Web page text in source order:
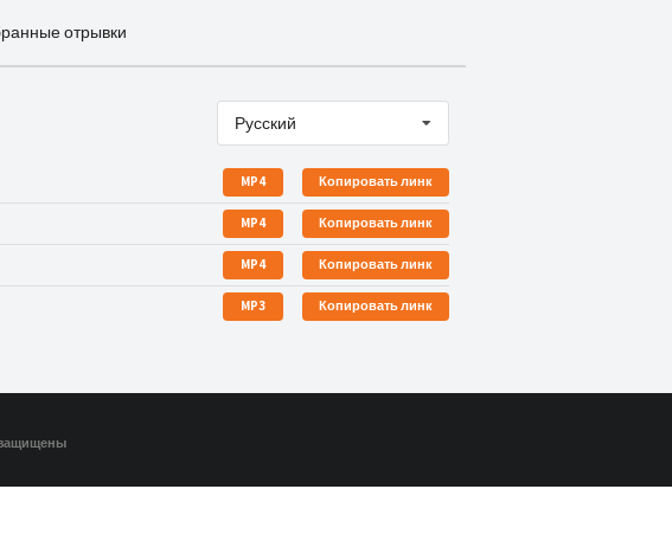
отрывки
Русский
MP4 Копировать линк
MP4 Копировать линк
MP4 Копировать линк
MP3 Копировать линк
защищены